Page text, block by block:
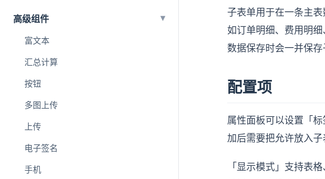
高级组件 ▾
富文本
汇总计算
按钮
多图上传
上传
电子签名
手机
子表单用于在一条主
如订单明细、费用明
数据保存时会一并保存
配置项
属性面板可以设置「
加后需要把允许放入子
「显示模式」支持表